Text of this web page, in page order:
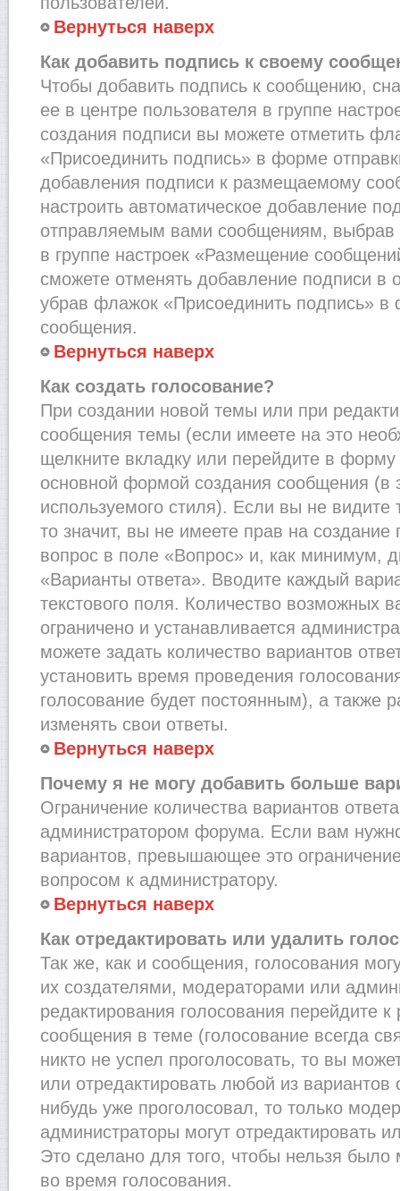
Вернуться наверх
Как добавить подпись к своему
Чтобы добавить подпись к сообщению,
ее в центре пользователя в группе
создания подписи вы можете отметить
«Присоединить подпись» в форме
добавления подписи к размещаемому
настроить автоматическое добавление
отправляемым вами сообщениям, выбрав
в группе настроек «Размещение
сможете отменять добавление подписи в
убрав флажок «Присоединить подпись» в
сообщения.
Вернуться наверх
Как создать голосование?
При создании новой темы или при
сообщения темы (если имеете на это
щелкните вкладку или перейдите в
основной формой создания сообщения (в
используемого стиля). Если вы не
то значит, вы не имеете прав на создание
вопрос в поле «Вопрос» и, как минимум,
«Варианты ответа». Вводите каждый
текстового поля. Количество возможных
ограничено и устанавливается
можете задать количество вариантов
установить время проведения
голосование будет постоянным), а также
изменять свои ответы.
Вернуться наверх
Почему я не могу добавить больше
Ограничение количества вариантов
администратором форума. Если вам
вариантов, превышающее это
вопросом к администратору.
Вернуться наверх
Как отредактировать или удалить
Так же, как и сообщения, голосования
их создателями, модераторами или
редактирования голосования перейдите
сообщения в теме (голосование всегда
никто не успел проголосовать, то вы
или отредактировать любой из вариантов
нибудь уже проголосовал, то только
администраторы могут отредактировать
Это сделано для того, чтобы нельзя было
во время голосования.